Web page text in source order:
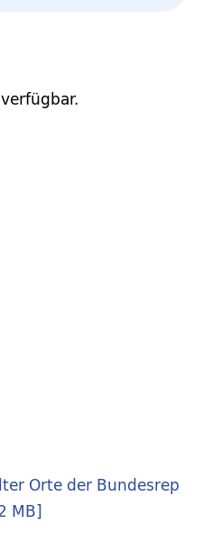
Orte der Bundesrep
MB]